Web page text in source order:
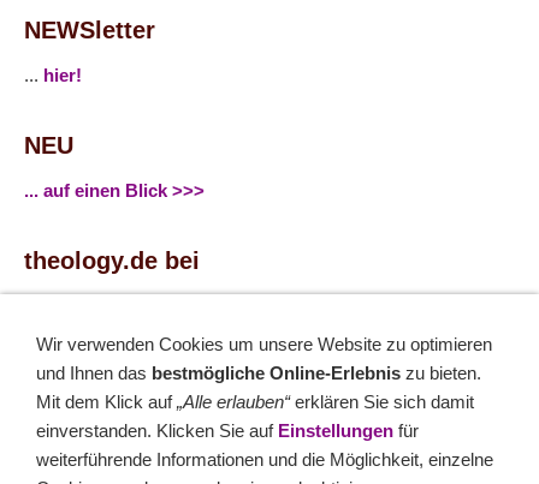
NEWSletter
... hier!
NEU
... auf einen Blick >>>
theology.de bei
... Twitter
Monatsrätsel
Rätseln & Gewinnen!
Wir verwenden Cookies um unsere Website zu optimieren
und Ihnen das bestmögliche Online-Erlebnis zu bieten.
Mit dem Klick auf„Alle erlauben“erklären Sie sich damit
einverstanden. Klicken Sie auf Einstellungen für
weiterführende Informationen und die Möglichkeit, einzelne